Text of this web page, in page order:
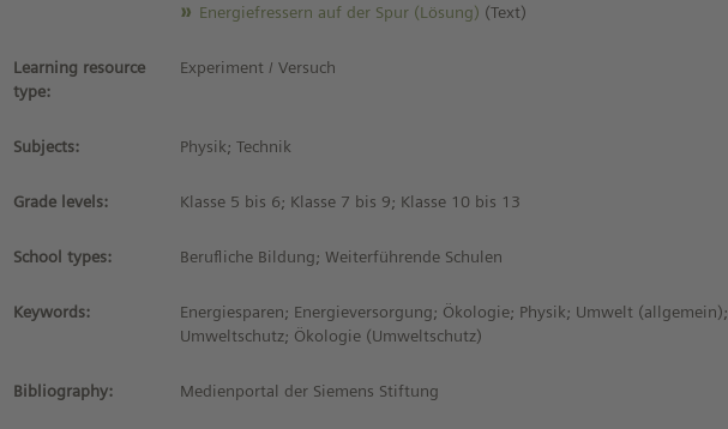
Energiefressern auf der Spur (Lösung) (Text)
Learning resource
type:
Experiment / Versuch
Subjects: Physik; Technik
Grade levels: Klasse 5 bis 6; Klasse 7 bis 9; Klasse 10 bis 13
School types: Berufliche Bildung; Weiterführende Schulen
Keywords:
Energiesparen; Energieversorgung; Ökologie; Physik; Umwelt (allgemein);
Umweltschutz; Ökologie (Umweltschutz)
Bibliography: Medienportal der Siemens Stiftung